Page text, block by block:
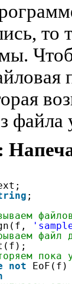
то
;
файл
пока
not EoF(f)